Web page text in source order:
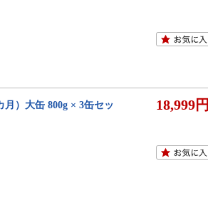
）大缶 800g × 3缶セッ
18,999円